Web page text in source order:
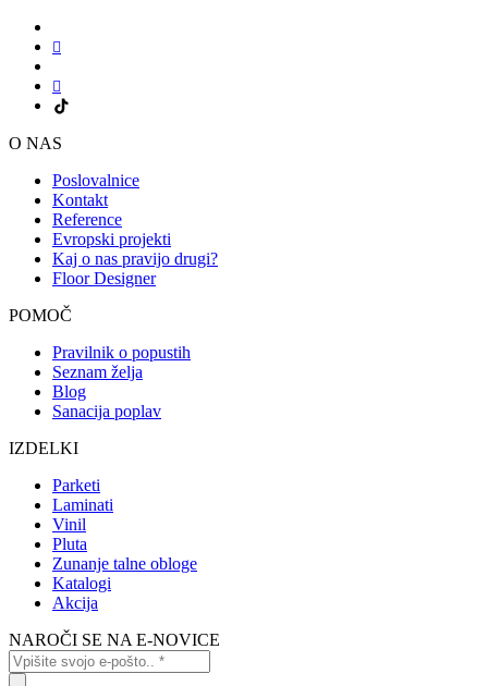
O NAS
Poslovalnice
Kontakt
Reference
Evropski projekti
Kaj o nas pravijo drugi?
Floor Designer
POMOČ
Pravilnik o popustih
Seznam želja
Blog
Sanacija poplav
IZDELKI
Parketi
Laminati
Vinil
Pluta
Zunanje talne obloge
Katalogi
Akcija
NAROČI SE NA E-NOVICE